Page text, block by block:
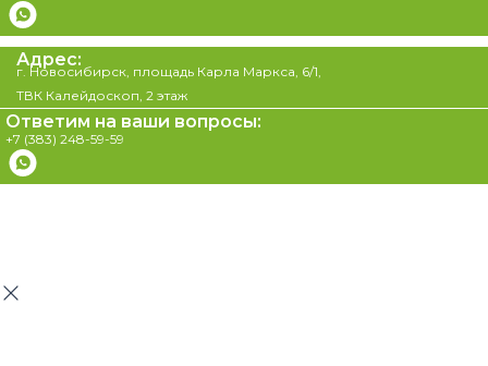
Адрес:
г. Новосибирск, площадь Карла Маркса, 6/1,
ТВК Калейдоскоп, 2 этаж
Ответим на ваши вопросы:
+7 (383) 248-59-59